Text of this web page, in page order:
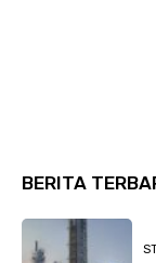
BERITA